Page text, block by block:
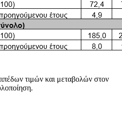
τιμών και μεταβολών στον